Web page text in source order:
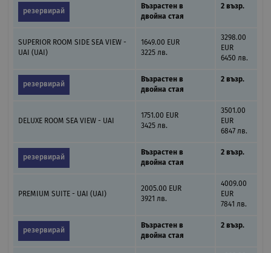
резервирай
Възрастен в
двойна стая
2 възр.
SUPERIOR ROOM SIDE SEA VIEW -
UAI (UAI)
1649.00 EUR
3225 лв.
3298.00
EUR
6450 лв.
резервирай
Възрастен в
двойна стая
2 възр.
DELUXE ROOM SEA VIEW - UAI
1751.00 EUR
3425 лв.
3501.00
EUR
6847 лв.
резервирай
Възрастен в
двойна стая
2 възр.
PREMIUM SUITE - UAI (UAI)
2005.00 EUR
3921 лв.
4009.00
EUR
7841 лв.
резервирай
Възрастен в
двойна стая
2 възр.